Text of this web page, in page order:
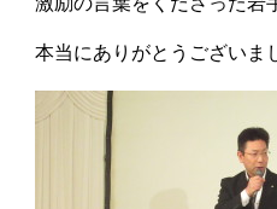
本当にありがとうございま